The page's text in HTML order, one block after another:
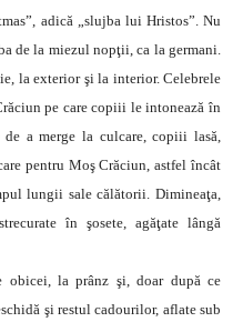
adică „slujba lui Hristos”. Nu
de la miezul nopţii, ca la germani.
la exterior şi la interior. Celebrele
pe care copiii le intonează în
a merge la culcare, copiii lasă,
pentru Moş Crăciun, astfel încât
lungii sale călătorii. Dimineaţa,
în şosete, agăţate lângă
obicei, la prânz şi, doar după ce
şi restul cadourilor, aflate sub